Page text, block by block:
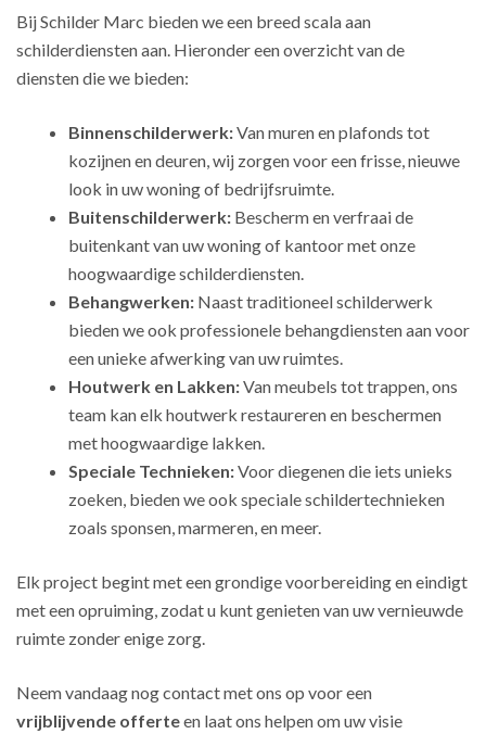
Bij Schilder Marc bieden we een breed scala aan
schilderdiensten aan. Hieronder een overzicht van de
diensten die we bieden:
Binnenschilderwerk:Van muren en plafonds tot
kozijnen en deuren, wij zorgen voor een frisse, nieuwe
look in uw woning of bedrijfsruimte.
Buitenschilderwerk: Bescherm en verfraai de
buitenkant van uw woning of kantoor met onze
hoogwaardige schilderdiensten.
Behangwerken: Naast traditioneel schilderwerk
bieden we ook professionele behangdiensten aan voor
een unieke afwerking van uw ruimtes.
Houtwerk en Lakken:Van meubels tot trappen, ons
team kan elk houtwerk restaureren en beschermen
met hoogwaardige lakken.
Speciale Technieken:Voor diegenen die iets unieks
zoeken, bieden we ook speciale schildertechnieken
zoals sponsen, marmeren, en meer.
Elk project begint met een grondige voorbereiding en eindigt
met een opruiming, zodat u kunt genieten van uw vernieuwde
ruimte zonder enige zorg.
Neem vandaag nog contact met ons op voor een
vrijblijvende offerteen laat ons helpen om uw visie